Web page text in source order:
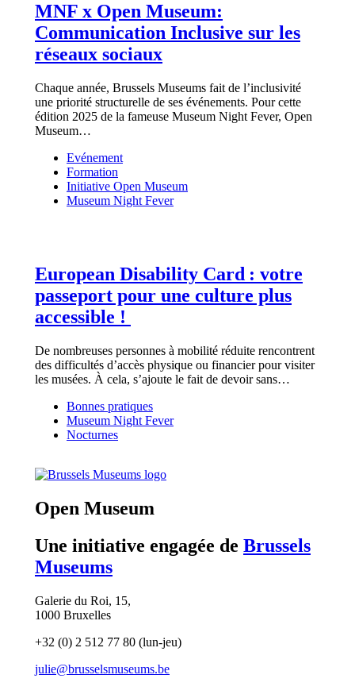
MNF x Open Museum:
Communication Inclusive sur les
réseaux sociaux
Chaque année, Brussels Museums fait de l’inclusivité
une priorité structurelle de ses événements. Pour cette
édition 2025 de la fameuse Museum Night Fever, Open
Museum…
Evénement
Formation
Initiative Open Museum
Museum Night Fever
European Disability Card : votre
passeport pour une culture plus
accessible !
De nombreuses personnes à mobilité réduite rencontrent
des difficultés d’accès physique ou financier pour visiter
les musées. À cela, s’ajoute le fait de devoir sans…
Bonnes pratiques
Museum Night Fever
Nocturnes
(opens
Open Museum
Une initiative engagée de Brussels
Museums
Galerie du Roi, 15,
1000 Bruxelles
+32 (0) 2 512 77 80 (lun-jeu)
julie@brusselsmuseums.be